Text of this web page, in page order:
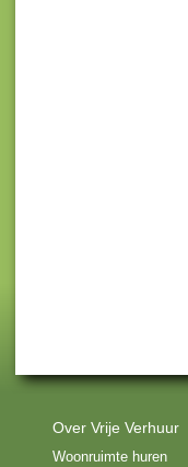
Over Vrije Verhuur
Woonruimte huren